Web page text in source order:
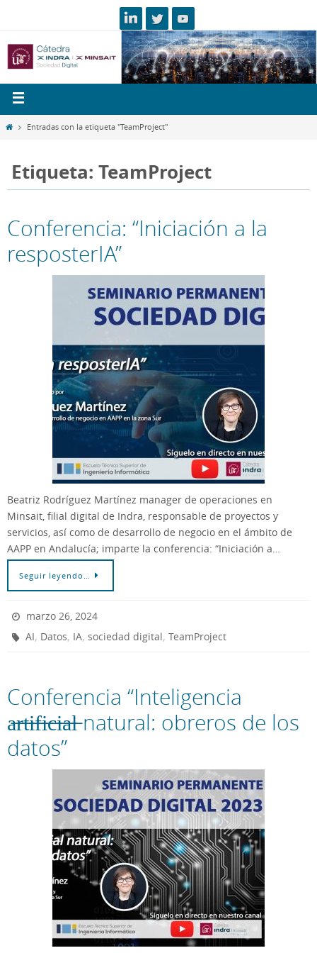
Entradas con la etiqueta "TeamProject"
Etiqueta: TeamProject
Conferencia: “Iniciación a la
resposterIA”
Beatriz Rodríguez Martínez manager de operaciones en
Minsait, filial digital de Indra, responsable de proyectos y
servicios, así como de desarrollo de negocio en el ámbito de
AAPP en Andalucía; imparte la conferencia: “Iniciación a…
Seguir leyendo…
marzo 26, 2024
AI, Datos, IA,sociedad digital,TeamProject
Conferencia “Inteligencia
a̶r̶t̶i̶f̶i̶c̶i̶a̶l̶ natural: obreros de los
datos”